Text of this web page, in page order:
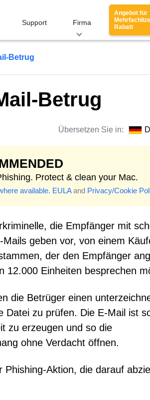
Support Firma
Angebot für
Rabatt
Betrug
Betrug
Übersetzen Sie in:
Protect & clean your Mac.
available. EULAand Privacy/Cookie
die Empfänger mit
geben vor, von einem
der den Empfänger
12.000 Einheiten besprechen
die Betrüger einen
zu prüfen. Die E-Mail ist
zu erzeugen und so die
ohne Verdacht öffnen.
Aktion, die darauf